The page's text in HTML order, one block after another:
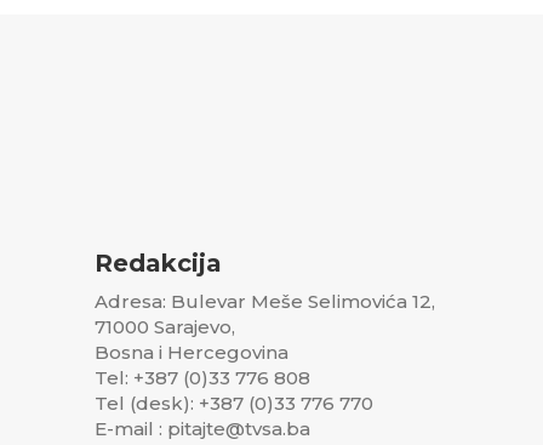
Redakcija
Adresa: Bulevar Meše Selimovića 12,
71000 Sarajevo,
Bosna i Hercegovina
Tel: +387 (0)33 776 808
Tel (desk): +387 (0)33 776 770
E-mail : pitajte@tvsa.ba